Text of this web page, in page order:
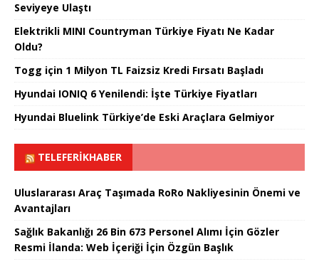
Seviyeye Ulaştı
Elektrikli MINI Countryman Türkiye Fiyatı Ne Kadar
Oldu?
Togg için 1 Milyon TL Faizsiz Kredi Fırsatı Başladı
Hyundai IONIQ 6 Yenilendi: İşte Türkiye Fiyatları
Hyundai Bluelink Türkiye’de Eski Araçlara Gelmiyor
TELEFERIKHABER
Uluslararası Araç Taşımada RoRo Nakliyesinin Önemi ve
Avantajları
Sağlık Bakanlığı 26 Bin 673 Personel Alımı İçin Gözler
Resmi İlanda: Web İçeriği İçin Özgün Başlık